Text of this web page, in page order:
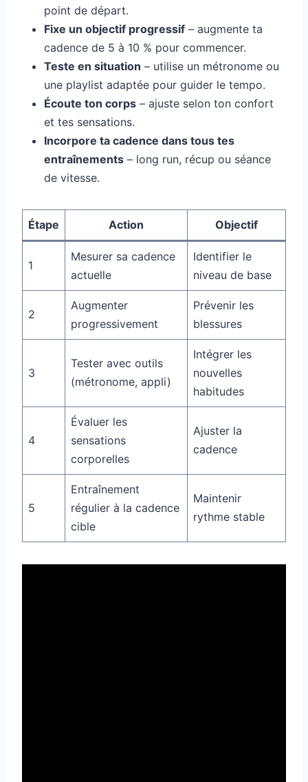
point de départ.
Fixe un objectif progressif – augmente ta
cadence de 5 à 10 % pour commencer.
Teste en situation – utilise un métronome ou
une playlist adaptée pour guider le tempo.
Écoute ton corps – ajuste selon ton confort
et tes sensations.
Incorpore ta cadence dans tous tes
entraînements – long run, récup ou séance
de vitesse.
Étape Action Objectif
1
Mesurer sa cadence
actuelle
Identifier le
niveau de base
2
Augmenter
progressivement
Prévenir les
blessures
3
Tester avec outils
(métronome, appli)
Intégrer les
nouvelles
habitudes
4
Évaluer les
sensations
corporelles
Ajuster la
cadence
5
Entraînement
régulier à la cadence
cible
Maintenir
rythme stable